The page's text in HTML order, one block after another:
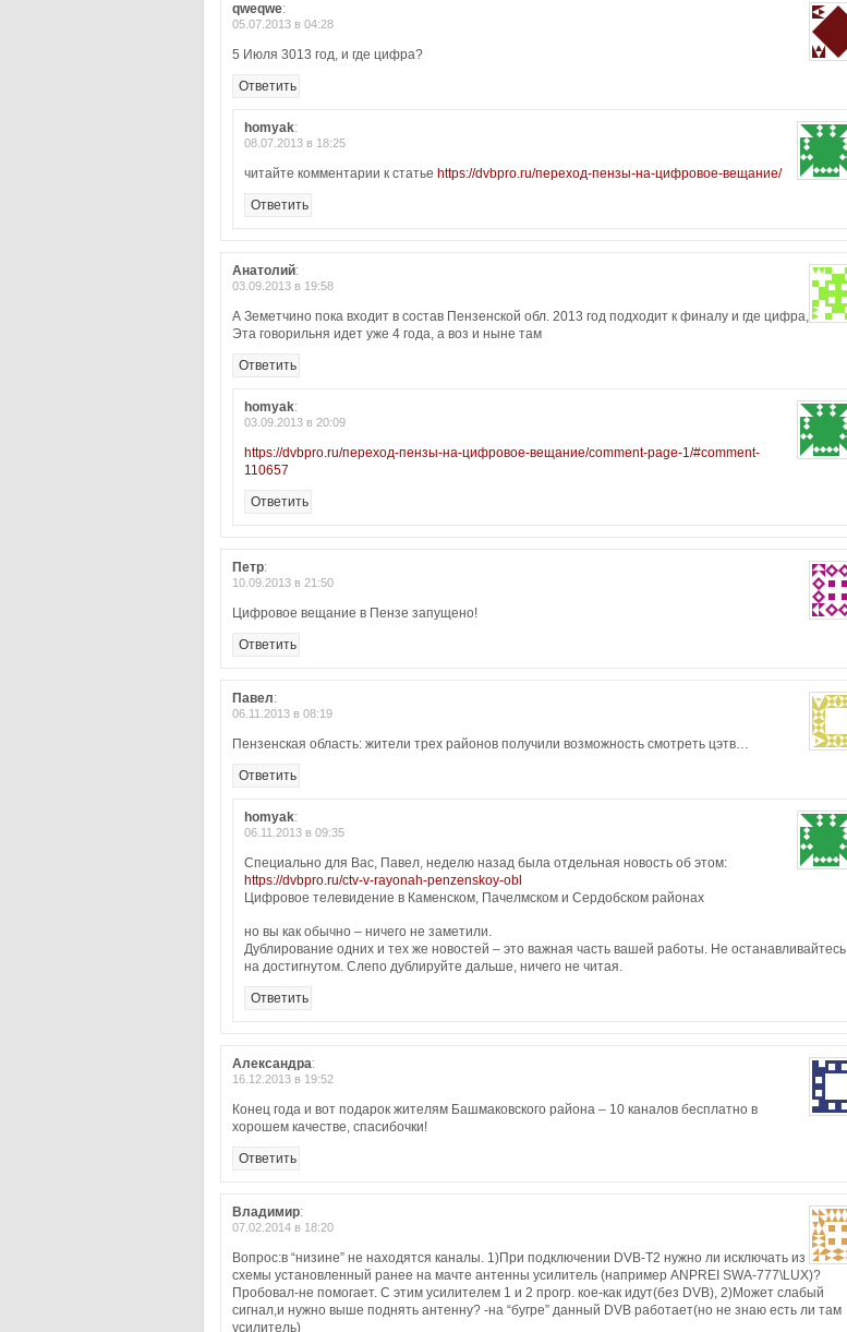
qweqwe:
05.07.2013 в 04:28
5 Июля 3013 год, и где цифра?
Ответить
homyak:
08.07.2013 в 18:25
читайте комментарии к статье https://dvbpro.ru/переход-пензы-на-цифровое-вещание/
Ответить
Анатолий:
03.09.2013 в 19:58
А Земетчино пока входит в состав Пензенской обл. 2013 год подходит к финалу и где цифра,
Эта говорильня идет уже 4 года, а воз и ныне там
Ответить
homyak:
03.09.2013 в 20:09
https://dvbpro.ru/переход-пензы-на-цифровое-вещание/comment-page-1/#comment-
110657
Ответить
Петр:
10.09.2013 в 21:50
Цифровое вещание в Пензе запущено!
Ответить
Павел:
06.11.2013 в 08:19
Пензенская область: жители трех районов получили возможность смотреть цэтв…
Ответить
homyak:
06.11.2013 в 09:35
Специально для Вас, Павел, неделю назад была отдельная новость об этом:
https://dvbpro.ru/ctv-v-rayonah-penzenskoy-obl
Цифровое телевидение в Каменском, Пачелмском и Сердобском районах
но вы как обычно – ничего не заметили.
Дублирование одних и тех же новостей – это важная часть вашей работы. Не останавливайтесь
на достигнутом. Слепо дублируйте дальше, ничего не читая.
Ответить
Александра:
16.12.2013 в 19:52
Конец года и вот подарок жителям Башмаковского района – 10 каналов бесплатно в
хорошем качестве, спасибочки!
Ответить
Владимир:
07.02.2014 в 18:20
Вопрос:в “низине” не находятся каналы. 1)При подключении DVB-T2 нужно ли исключать из
схемы установленный ранее на мачте антенны усилитель (например ANPREI SWA-777\LUX)?
Пробовал-не помогает. С этим усилителем 1 и 2 прогр. кое-как идут(без DVB), 2)Может слабый
сигнал,и нужно выше поднять антенну? -на “бугре” данный DVB работает(но не знаю есть ли там
усилитель)